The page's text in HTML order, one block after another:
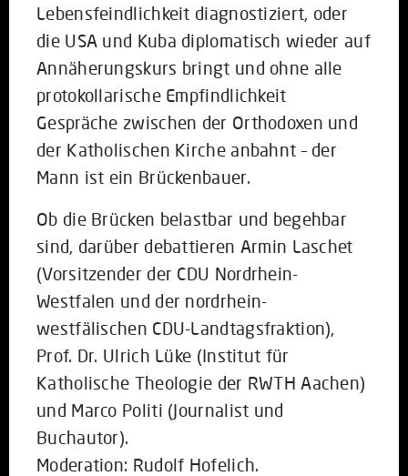
Lebensfeindlichkeit diagnostiziert, oder
die USA und Kuba diplomatisch wieder auf
Annäherungskurs bringt und ohne alle
protokollarische Empfindlichkeit
Gespräche zwischen der Orthodoxen und
der Katholischen Kirche anbahnt – der
Mann ist ein Brückenbauer.
Ob die Brücken belastbar und begehbar
sind, darüber debattieren Armin Laschet
(Vorsitzender der CDU Nordrhein-
Westfalen und der nordrhein-
westfälischen CDU-Landtagsfraktion),
Prof. Dr. Ulrich Lüke (Institut für
Katholische Theologie der RWTH Aachen)
und Marco Politi (Journalist und
Buchautor).
Moderation: Rudolf Hofelich.